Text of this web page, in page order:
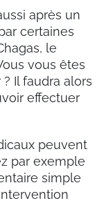
après un
certaines
le
vous êtes
Il faudra alors
effectuer
peuvent
par exemple
simple